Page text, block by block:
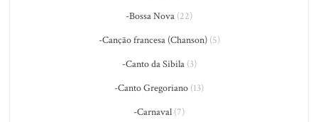
-Bossa Nova (22)
-Canção francesa (Chanson)(5)
-Canto da Sibila(3)
-Canto Gregoriano (13)
-Carnaval (7)